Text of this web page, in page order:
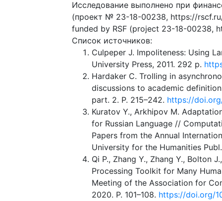
Исследование выполнено при
(проект № 23-18-00238, https://
funded by RSF (project 23-18-00238,
Список источников:
Culpeper J. Impoliteness: Using
University Press, 2011. 292 p.
Hardaker C. Trolling in
discussions to academic
part. 2. P. 215–242. https://doi.org/
Kuratov Y., Arkhipov M.
for Russian Language //
Papers from the Annual
University for the Humanities
Qi P., Zhang Y., Zhang Y., Bolton
Processing Toolkit for Many
Meeting of the Association for
2020. P. 101–108. https://doi.org/